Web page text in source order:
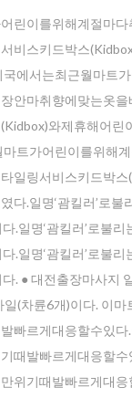
린이를위해계절마
비스키드박스
에서는최근월마트
안마취향에맞는옷
와제휴해어린
트가어린이를위해
일링서비스키드박
다.일명‘괌킬러’로불
.일명‘괌킬러’로불리
.일명‘괌킬러’로불리
. ● 대전출장마사지
(차륜6개)이다. 이마
빠르게대응할수있다
때발빠르게대응할수
위기때발빠르게대응